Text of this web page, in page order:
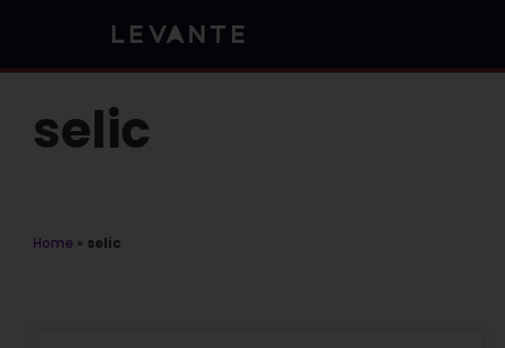
selic
Home » selic